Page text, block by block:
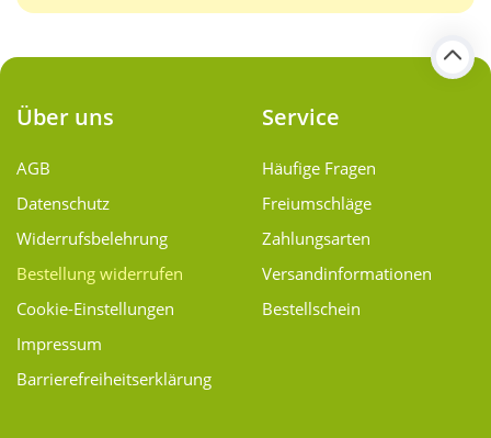
Über uns
AGB
Datenschutz
Widerrufsbelehrung
Bestellung widerrufen
Cookie-Einstellungen
Impressum
Barrierefreiheitserklärung
Service
Häufige Fragen
Freiumschläge
Zahlungsarten
Versand­informationen
Bestellschein